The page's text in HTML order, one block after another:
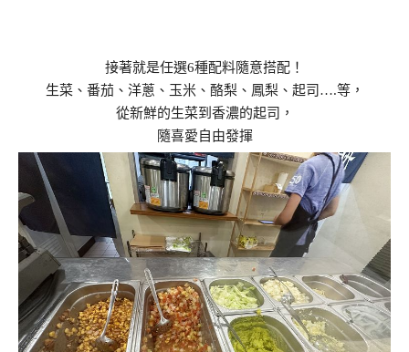
接著就是任選6種配料隨意搭配！
生菜、番茄、洋蔥、玉米、酪梨、鳳梨、起司….等，
從新鮮的生菜到香濃的起司，
隨喜愛自由發揮